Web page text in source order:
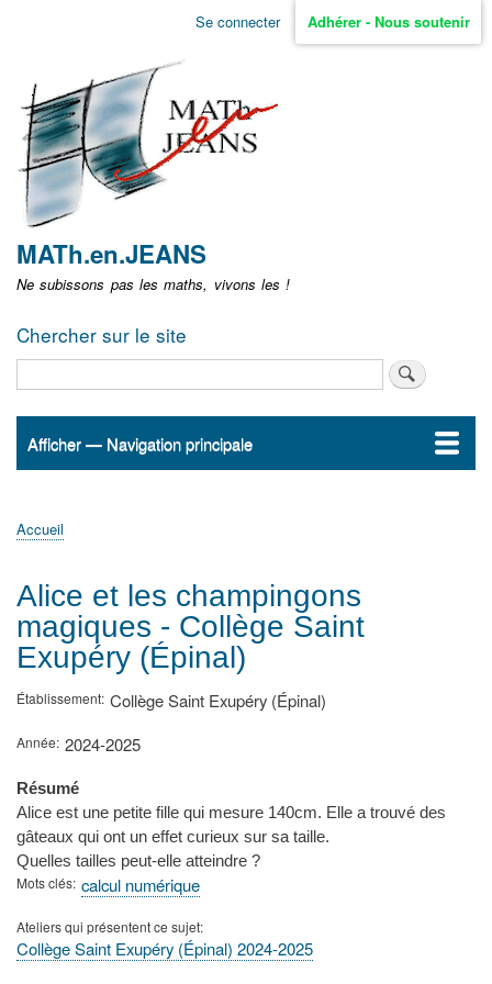
Aller
non
identifié
Se connecter Adhérer - Nous soutenir
MATh.en.JEANS
Ne subissons pas les maths, vivons les !
Chercher sur le site
Navigation
Afficher — Navigation principale
Accueil
ActualitésMATh.en.JEANS ?
Régions et Ateliers
Créer, gérer un atelier
Sujets/Publications
Congrès
d'Ariane
Accueil
Alice et les champingons
magiques - Collège Saint
Exupéry (Épinal)
Établissement Collège Saint Exupéry (Épinal)
Année 2024-2025
Résumé
Alice est une petite fille qui mesure 140cm. Elle a trouvé des
gâteaux qui ont un effet curieux sur sa taille.
Quelles tailles peut-elle atteindre ?
Mots clés calcul numérique
Ateliers qui présentent ce sujet
Collège Saint Exupéry (Épinal) 2024-2025